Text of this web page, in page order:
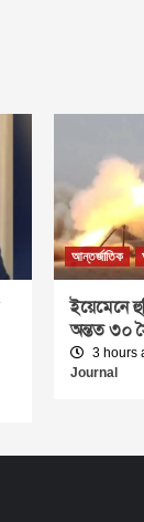
আন্তর্জাতিক
ইয়েমেনে
অন্তত ৩০
3 hours
Journal